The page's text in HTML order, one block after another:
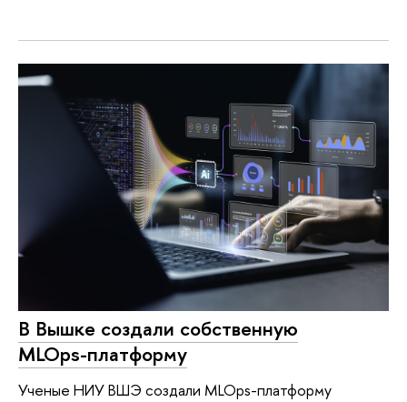
В Вышке создали собственную
MLOps-платформу
Ученые НИУ ВШЭ создали MLOps-платформу